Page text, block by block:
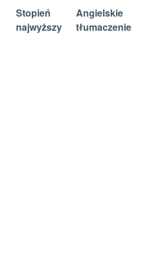
Stopień
najwyższy
Angielskie
tłumaczenie